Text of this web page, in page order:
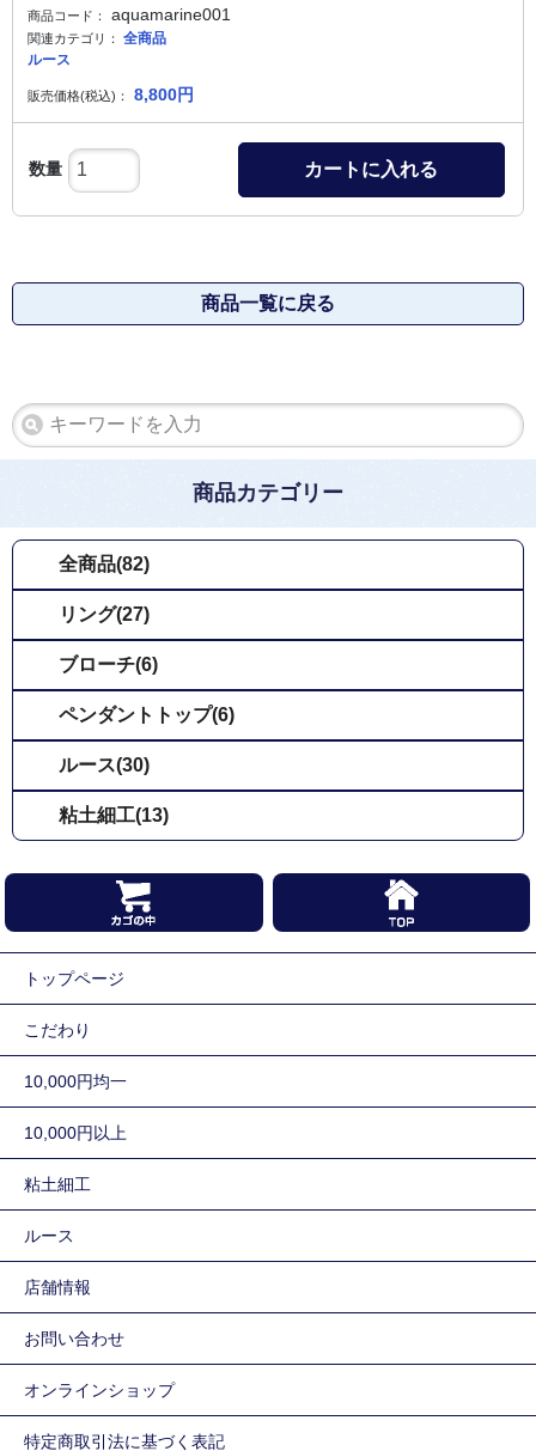
商品コード： aquamarine001
関連カテゴリ：
全商品
ルース
販売価格(税込)： 8,800円
数量 カートに入れる
商品一覧に戻る
商品カテゴリー
全商品(82)
リング(27)
ブローチ(6)
ペンダントトップ(6)
ルース(30)
粘土細工(13)
トップページ
こだわり
10,000円均一
10,000円以上
粘土細工
ルース
店舗情報
お問い合わせ
オンラインショップ
特定商取引法に基づく表記